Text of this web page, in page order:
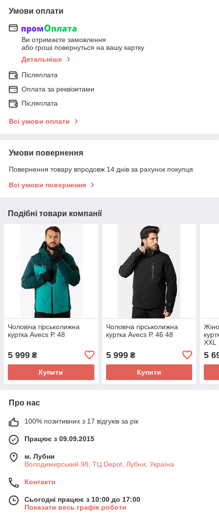
Умови оплати
Ви отримаєте замовлення
або гроші повернуться на вашу картку
Детальніше
Післяплата
Оплата за реквізитами
Післяплата
Всі умови оплати
Умови повернення
Повернення товару впродовж 14 днів за рахунок покупця
Всі умови повернення
Подібні товари компанії
Чоловіча гірськолижна
куртка Avecs Р. 48
5 999 ₴
Купити
Чоловіча гірськолижна
куртка Avecs Р. 46 48
5 999₴
Купити
XXL
5
Про нас
100% позитивних з 17 відгуків за рік
Працює з 09.09.2015
м. Лубни
Володимирський 98, ТЦ Depot, Лубни, Україна
Контакти
Сьогодні працює з 10:00 до 17:00
Показати весь графік роботи